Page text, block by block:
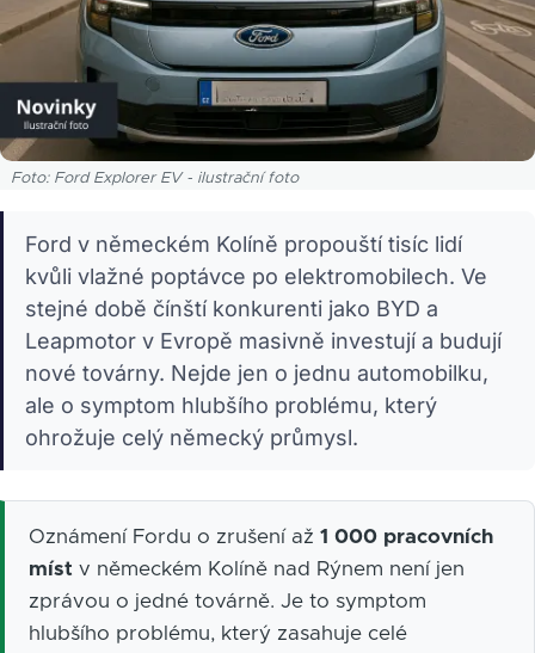
Foto: Ford Explorer EV - ilustrační foto
Ford v německém Kolíně propouští tisíc lidí
kvůli vlažné poptávce po elektromobilech. Ve
stejné době čínští konkurenti jako BYD a
Leapmotor v Evropě masivně investují a budují
nové továrny. Nejde jen o jednu automobilku,
ale o symptom hlubšího problému, který
ohrožuje celý německý průmysl.
Oznámení Fordu o zrušení až 1 000 pracovních
míst v německém Kolíně nad Rýnem není jen
zprávou o jedné továrně. Je to symptom
hlubšího problému, který zasahuje celé